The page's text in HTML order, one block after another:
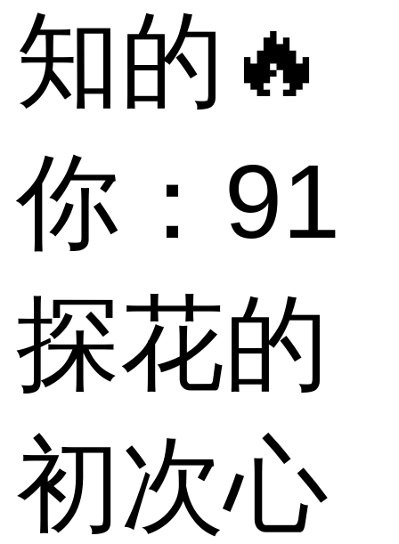
知的🔥
你：91
探花的
初次心